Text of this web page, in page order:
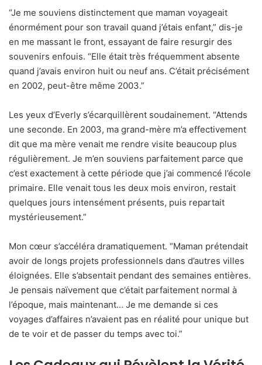
“Je me souviens distinctement que maman voyageait
énormément pour son travail quand j’étais enfant,” dis-je
en me massant le front, essayant de faire resurgir des
souvenirs enfouis. “Elle était très fréquemment absente
quand j’avais environ huit ou neuf ans. C’était précisément
en 2002, peut-être même 2003.”
Les yeux d’Everly s’écarquillèrent soudainement. “Attends
une seconde. En 2003, ma grand-mère m’a effectivement
dit que ma mère venait me rendre visite beaucoup plus
régulièrement. Je m’en souviens parfaitement parce que
c’est exactement à cette période que j’ai commencé l’école
primaire. Elle venait tous les deux mois environ, restait
quelques jours intensément présents, puis repartait
mystérieusement.”
Mon cœur s’accéléra dramatiquement. “Maman prétendait
avoir de longs projets professionnels dans d’autres villes
éloignées. Elle s’absentait pendant des semaines entières.
Je pensais naïvement que c’était parfaitement normal à
l’époque, mais maintenant… Je me demande si ces
voyages d’affaires n’avaient pas en réalité pour unique but
de te voir et de passer du temps avec toi.”